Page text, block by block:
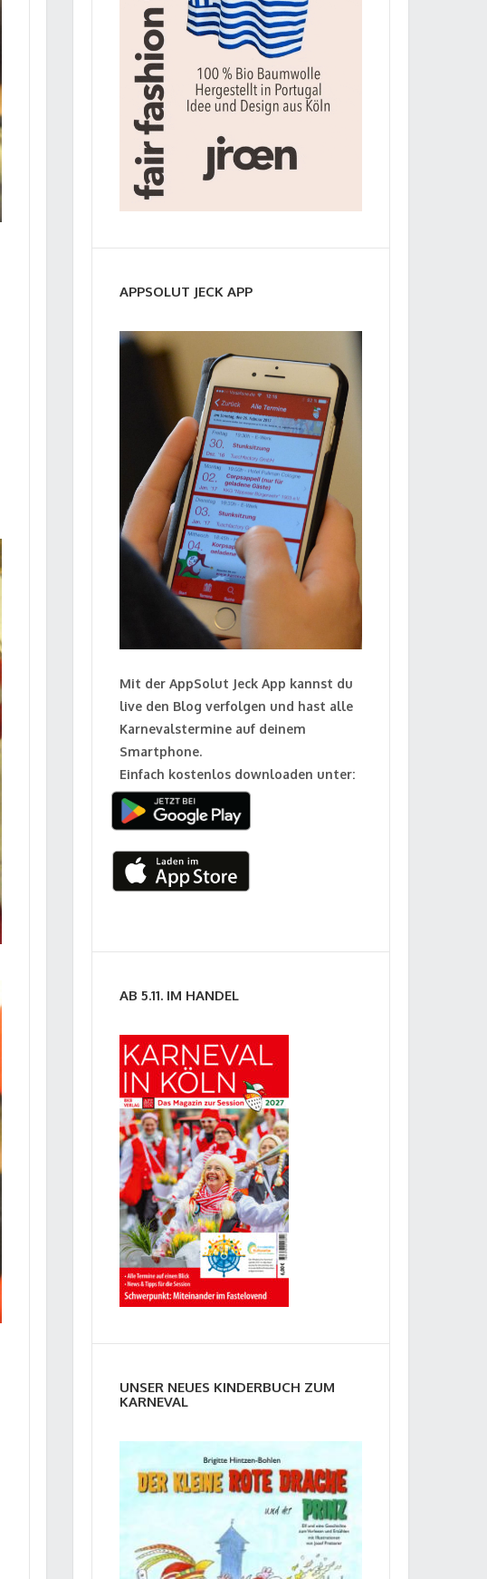
APPSOLUT JECK APP
Mit der AppSolut Jeck App kannst du
live den Blog verfolgen und hast alle
Karnevalstermine auf deinem
Smartphone.
Einfach kostenlos downloaden unter:
AB 5.11. IM HANDEL
UNSER NEUES KINDERBUCH ZUM
KARNEVAL